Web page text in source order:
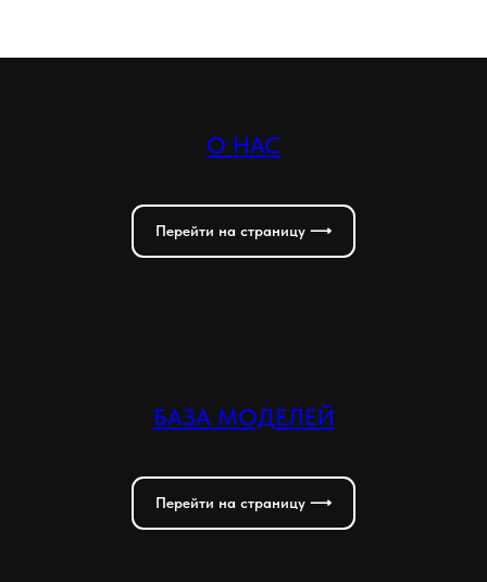
О НАС
Перейти на страницу ⟶
БАЗА МОДЕЛЕЙ
Перейти на страницу ⟶
Telegram
Договор-оферта
Политика конфиденциальности
*instagram и WhatsApp принадлежат корпорации Meta,
признанной экстремистской на территории РФ